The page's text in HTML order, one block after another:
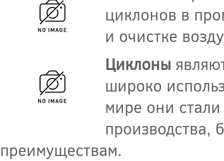
циклонов в
и очистке
Циклоны
широко
мире они
производства,
преимуществам.